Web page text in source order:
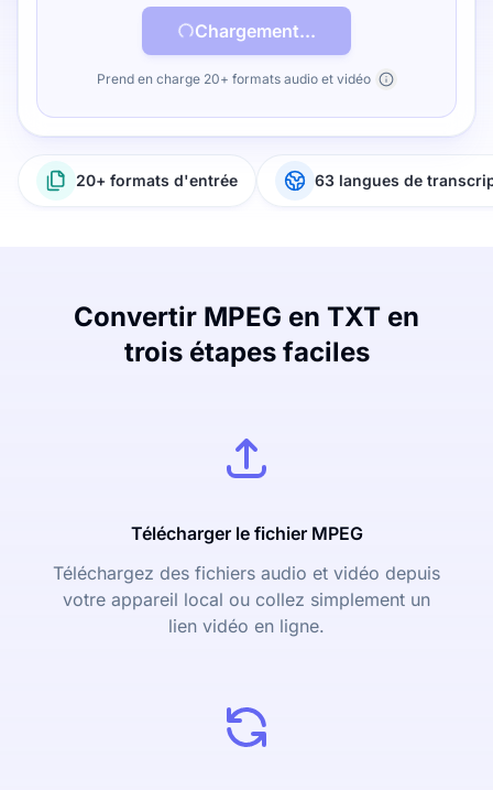
Chargement...
Prend en charge 20+ formats audio et vidéo
20+ formats d'entrée 63 langues de
Convertir MPEG en TXT en
trois étapes faciles
Télécharger le fichier MPEG
Téléchargez des fichiers audio et vidéo depuis
votre appareil local ou collez simplement un
lien vidéo en ligne.